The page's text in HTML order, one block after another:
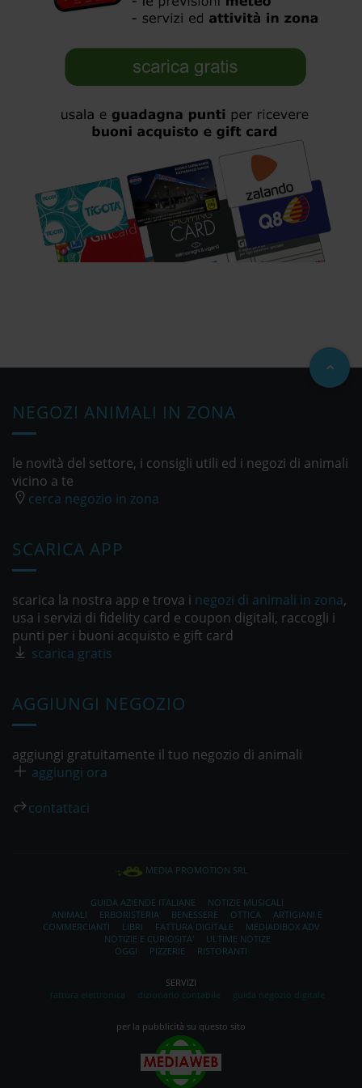
NEGOZI ANIMALI IN ZONA
le novità del settore, i consigli utili ed i negozi di animali
vicino a te
cerca negozio in zona
SCARICA APP
scarica la nostra app e trova i negozi di animali in zona,
usa i servizi di fidelity card e coupon digitali, raccogli i
punti per i buoni acquisto e gift card
scarica gratis
AGGIUNGI NEGOZIO
aggiungi gratuitamente il tuo negozio di animali
aggiungi ora
contattaci
MEDIA PROMOTION SRL
GUIDA AZIENDE ITALIANE
NOTIZIE MUSICALI
ANIMALI
ERBORISTERIA BENESSERE OTTICA
ARTIGIANI E
COMMERCIANTI
LIBRI FATTURA DIGITALE
MEDIADIBOX ADV
NOTIZIE E CURIOSITA'
ULTIME NOTIZE
OGGI
PIZZERIE RISTORANTI
SERVIZI
fattura elettronica
dizionario contabile guida negozio digitale
per la pubblicità su questo sito